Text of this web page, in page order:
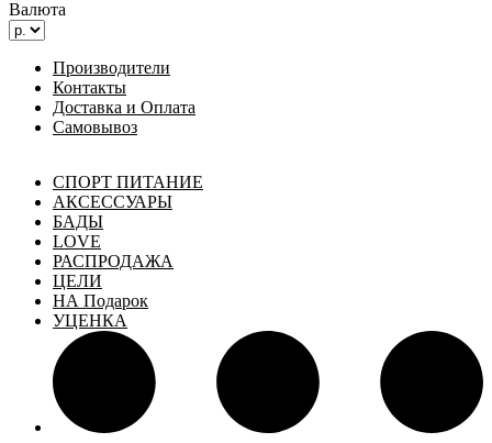
Валюта
Производители
Контакты
Доставка и Оплата
Самовывоз
СПОРТ ПИТАНИЕ
АКСЕССУАРЫ
БАДЫ
LOVE
РАСПРОДАЖА
ЦЕЛИ
НА Подарок
УЦЕНКА